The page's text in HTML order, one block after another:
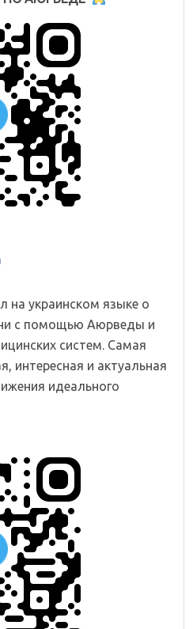
на украинском языке о
с помощью Аюрведы и
систем. Самая
интересная и актуальная
идеального